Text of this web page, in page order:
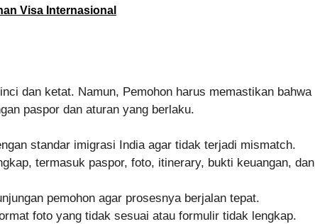
Visa Internasional
dan ketat. Namun, Pemohon harus memastikan bahwa
paspor dan aturan yang berlaku.
standar imigrasi India agar tidak terjadi mismatch.
termasuk paspor, foto, itinerary, bukti keuangan, dan
pemohon agar prosesnya berjalan tepat.
foto yang tidak sesuai atau formulir tidak lengkap.